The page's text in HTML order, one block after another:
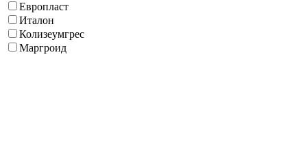
Европласт
Италон
Колизеумгрес
Маргроид